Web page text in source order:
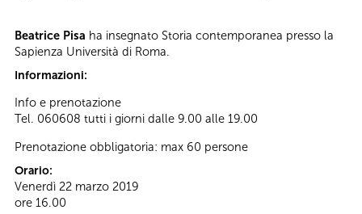
Beatrice Pisa ha insegnato Storia contemporanea presso la
Sapienza Università di Roma.
Informazioni:
Info e prenotazione
Tel. 060608 tutti i giorni dalle 9.00 alle 19.00
Prenotazione obbligatoria: max 60 persone
Orario:
Venerdì 22 marzo 2019
ore 16.00